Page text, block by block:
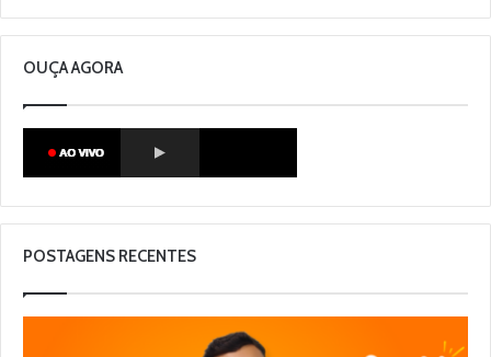
OUÇA AGORA
POSTAGENS RECENTES